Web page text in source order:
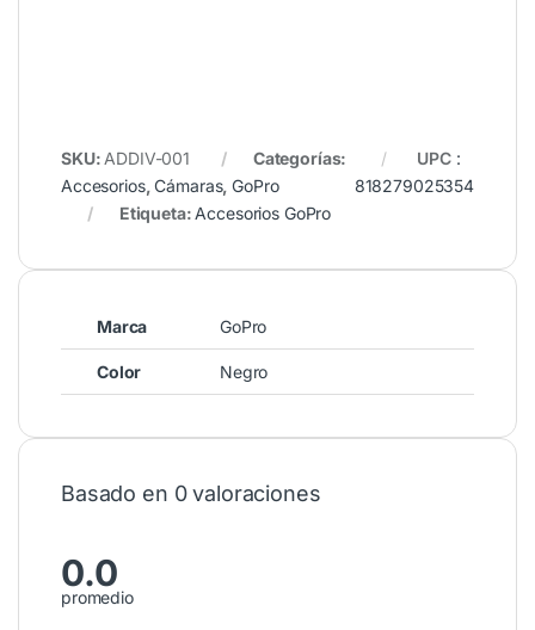
SKU: ADDIV-001
Categorías:
Accesorios,Cámaras,GoPro
Etiqueta: Accesorios GoPro
UPC :
818279025354
Marca GoPro
Color Negro
Basado en 0 valoraciones
0.0
promedio